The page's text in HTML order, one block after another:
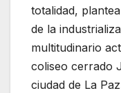
totalidad,
de la
multitudinario
coliseo cerrado
ciudad de La